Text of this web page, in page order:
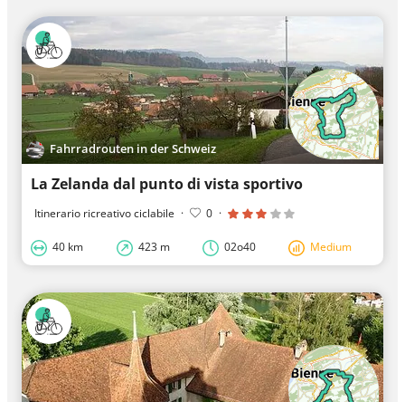
Fahrradrouten in der Schweiz
La Zelanda dal punto di vista sportivo
Itinerario ricreativo ciclabile · 0 ·
40 km 423 m 02o40 Medium